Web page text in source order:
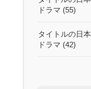
ドラマ (55)
タイトルの日
ドラマ (42)